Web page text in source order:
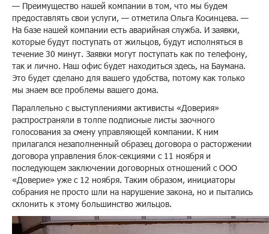
— Преимущество нашей компании в том, что мы будем
предоставлять свои услуги, — отметила Ольга Косинцева. —
На базе нашей компании есть аварийная служба. И заявки,
которые будут поступать от жильцов, будут исполняться в
течение 30 минут. Заявки могут поступать как по телефону,
так и лично. Наш офис будет находиться здесь, на Баумана.
Это будет сделано для вашего удобства, потому как только
мы знаем все проблемы вашего дома.
Параллельно с выступлениями активисты «Доверия»
распространяли в толпе подписные листы заочного
голосования за смену управляющей компании. К ним
прилагался незаполненный образец договора о расторжении
договора управления блок-секциями с 11 ноября и
последующем заключении договорных отношений с ООО
«Доверие» уже с 12 ноября. Таким образом, инициаторы
собрания не просто шли на нарушение закона, но и пытались
склонить к этому большинство жильцов.